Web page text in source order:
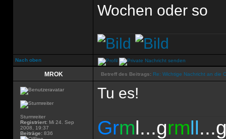
Wochen oder so
Nach oben
MROK Betreff des Beitrags: Re: Wichtige Nachricht an die
Sturmreiter
Registriert: Mi 24. Sep
2008, 19:37
Beiträge: 836
Tu es!
Grml...grmll